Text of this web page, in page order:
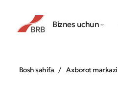
Biznes uchun
Bosh sahifa Axborot markazi